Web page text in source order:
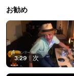
お勧め
3:29 次